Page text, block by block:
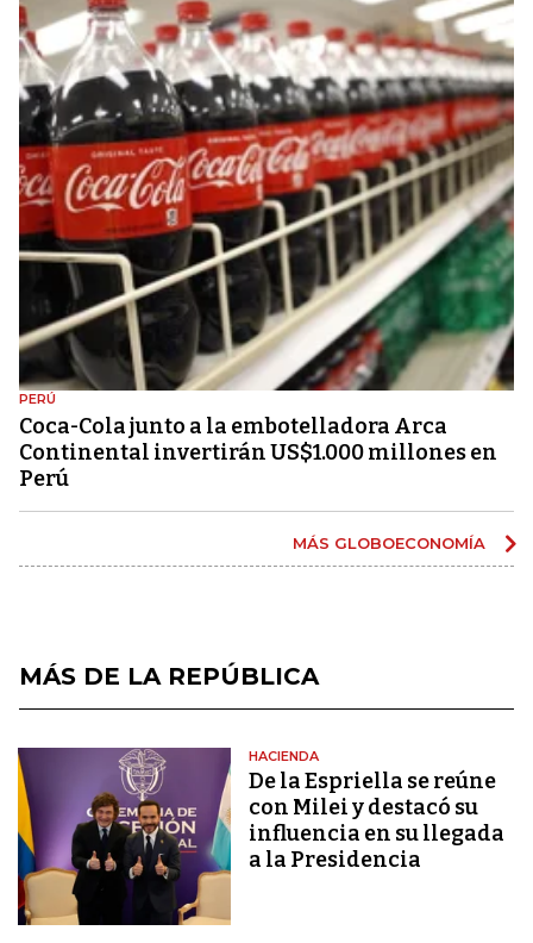
PERÚ
Coca-Cola junto a la embotelladora Arca
Continental invertirán US$1.000 millones en
Perú
MÁS GLOBOECONOMÍA
MÁS DE LA REPÚBLICA
HACIENDA
De la Espriella se reúne
con Milei y destacó su
influencia en su llegada
a la Presidencia